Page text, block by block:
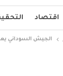
اقتصاد
الجيش السوداني